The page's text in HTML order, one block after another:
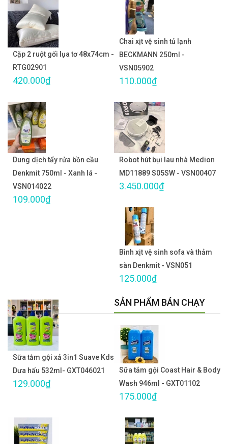
Cặp 2 ruột gối lụa tơ 48x74cm -
RTG02901
420.000₫
Chai xịt vệ sinh tủ lạnh
BECKMANN 250ml -
VSN05902
110.000₫
Dung dịch tẩy rửa bồn cầu
Denkmit 750ml - Xanh lá -
VSN014022
109.000₫
Robot hút bụi lau nhà Medion
MD11889 S05SW - VSN00407
3.450.000₫
Bình xịt vệ sinh sofa và thảm
sàn Denkmit - VSN051
125.000₫
Sữa tắm gội xả 3in1 Suave Kds
Dưa hấu 532ml- GXT046021
129.000₫
SẢN PHẨM BÁN CHẠY
Sữa tắm gội Coast Hair & Body
Wash 946ml - GXT01102
175.000₫